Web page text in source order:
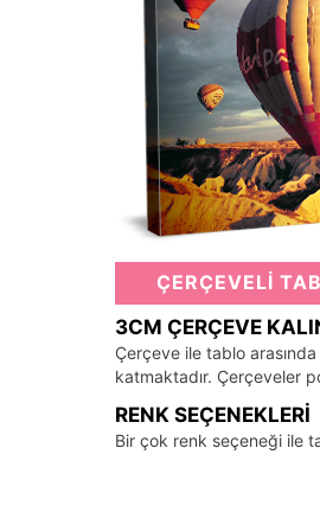
ÇERÇEVELİ
3CM ÇERÇEVE
Çerçeve ile tablo
katmaktadır. Çerçeveler
RENK SEÇENEKLERI
Bir çok renk seçeneği ile